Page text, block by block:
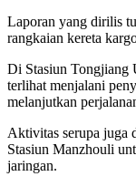
Laporan yang dirilis
rangkaian kereta
Di Stasiun Tongjiang
terlihat menjalani
melanjutkan
Aktivitas serupa juga
Stasiun Manzhouli
jaringan.